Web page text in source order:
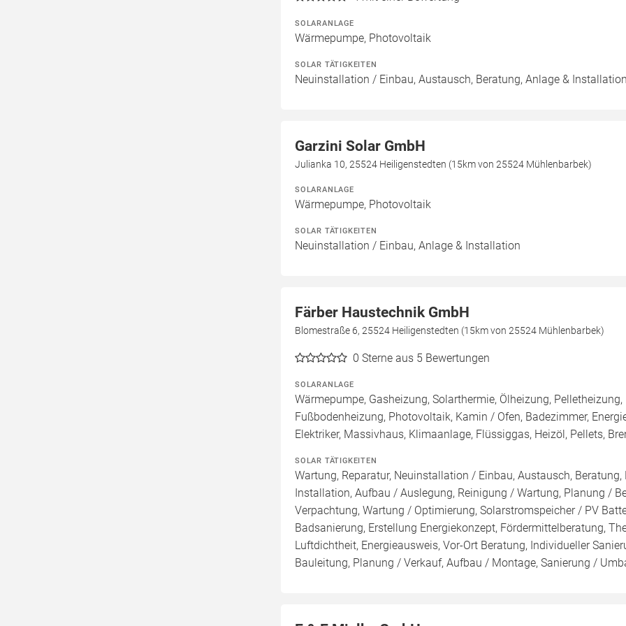
SOLARANLAGE
Wärmepumpe, Photovoltaik
SOLAR TÄTIGKEITEN
Neuinstallation / Einbau, Austausch, Beratung, Anlage &
Garzini Solar GmbH
Julianka 10, 25524 Heiligenstedten (15km von 25524 Mühlenbarbek)
SOLARANLAGE
Wärmepumpe, Photovoltaik
SOLAR TÄTIGKEITEN
Neuinstallation / Einbau, Anlage & Installation
Färber Haustechnik GmbH
Blomestraße 6, 25524 Heiligenstedten (15km von 25524 Mühlenbarbek)
0 Sterne aus 5 Bewertungen
SOLARANLAGE
Wärmepumpe, Gasheizung, Solarthermie, Ölheizung,
Fußbodenheizung, Photovoltaik, Kamin / Ofen, Badezimmer,
Elektriker, Massivhaus, Klimaanlage, Flüssiggas, Heizöl, Pellets,
SOLAR TÄTIGKEITEN
Wartung, Reparatur, Neuinstallation / Einbau, Austausch,
Installation, Aufbau / Auslegung, Reinigung / Wartung, Planung /
Verpachtung, Wartung / Optimierung, Solarstromspeicher / PV
Badsanierung, Erstellung Energiekonzept, Fördermittelberatung,
Luftdichtheit, Energieausweis, Vor-Ort Beratung, Individueller
Bauleitung, Planung / Verkauf, Aufbau / Montage, Sanierung /